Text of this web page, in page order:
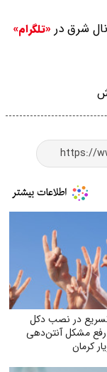
شرق در «تلگرام»
در نصب دکل
رفع مشکل آنتن‌دهی
کرمان